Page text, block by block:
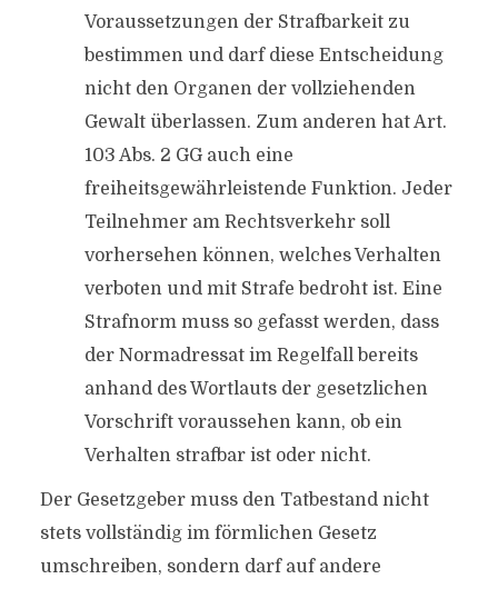
Voraussetzungen der Strafbarkeit zu
bestimmen und darf diese Entscheidung
nicht den Organen der vollziehenden
Gewalt überlassen. Zum anderen hat Art.
103 Abs. 2 GG auch eine
freiheitsgewährleistende Funktion. Jeder
Teilnehmer am Rechtsverkehr soll
vorhersehen können, welches Verhalten
verboten und mit Strafe bedroht ist. Eine
Strafnorm muss so gefasst werden, dass
der Normadressat im Regelfall bereits
anhand des Wortlauts der gesetzlichen
Vorschrift voraussehen kann, ob ein
Verhalten strafbar ist oder nicht.
Der Gesetzgeber muss den Tatbestand nicht
stets vollständig im förmlichen Gesetz
umschreiben, sondern darf auf andere